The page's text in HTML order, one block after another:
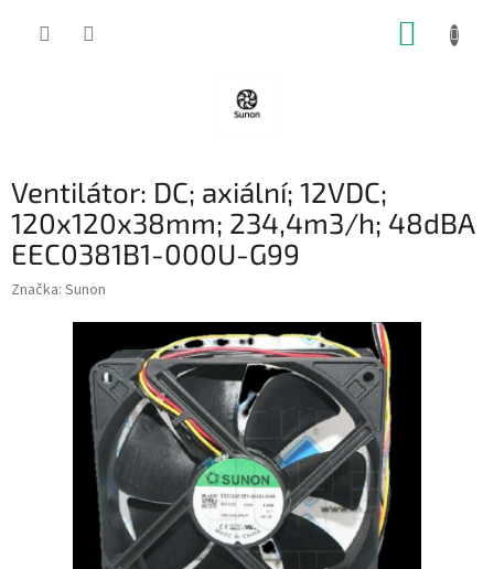
Ventilátor: DC; axiální; 12VDC;
120x120x38mm; 234,4m3/h; 48dBA
EEC0381B1-000U-G99
Značka: Sunon